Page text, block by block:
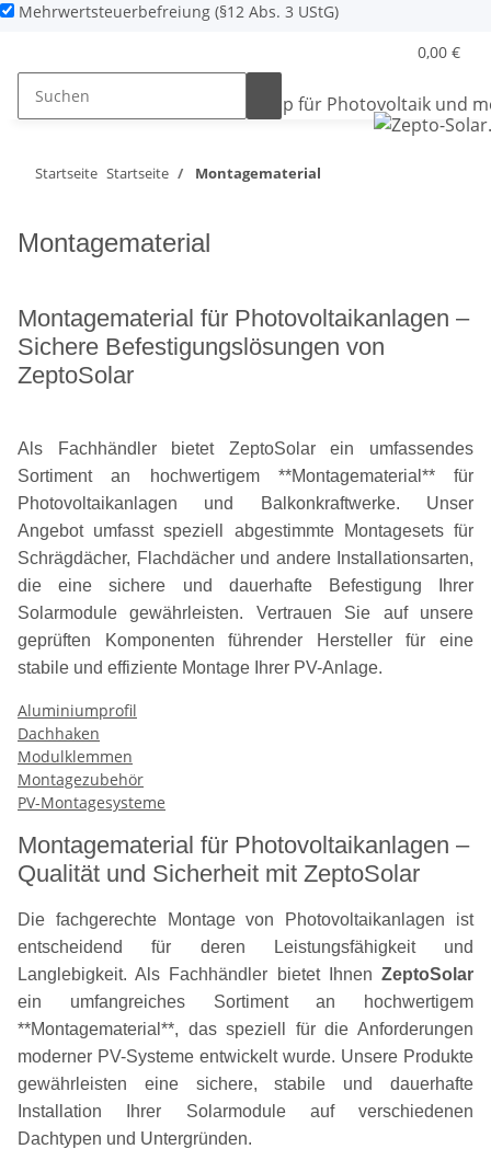
Mehrwertsteuerbefreiung (§12 Abs. 3 UStG)
0,00 €
Startseite Startseite Montagematerial
Montagematerial
Montagematerial für Photovoltaikanlagen –
Sichere Befestigungslösungen von
ZeptoSolar
Als Fachhändler bietet ZeptoSolar ein umfassendes
Sortiment an hochwertigem **Montagematerial** für
Photovoltaikanlagen und Balkonkraftwerke. Unser
Angebot umfasst speziell abgestimmte Montagesets für
Schrägdächer, Flachdächer und andere Installationsarten,
die eine sichere und dauerhafte Befestigung Ihrer
Solarmodule gewährleisten. Vertrauen Sie auf unsere
geprüften Komponenten führender Hersteller für eine
stabile und effiziente Montage Ihrer PV-Anlage.
Aluminiumprofil
Dachhaken
Modulklemmen
Montagezubehör
PV-Montagesysteme
Montagematerial für Photovoltaikanlagen –
Qualität und Sicherheit mit ZeptoSolar
Die fachgerechte Montage von Photovoltaikanlagen ist
entscheidend für deren Leistungsfähigkeit und
Langlebigkeit. Als Fachhändler bietet Ihnen ZeptoSolar
ein umfangreiches Sortiment an hochwertigem
**Montagematerial**, das speziell für die Anforderungen
moderner PV-Systeme entwickelt wurde. Unsere Produkte
gewährleisten eine sichere, stabile und dauerhafte
Installation Ihrer Solarmodule auf verschiedenen
Dachtypen und Untergründen.